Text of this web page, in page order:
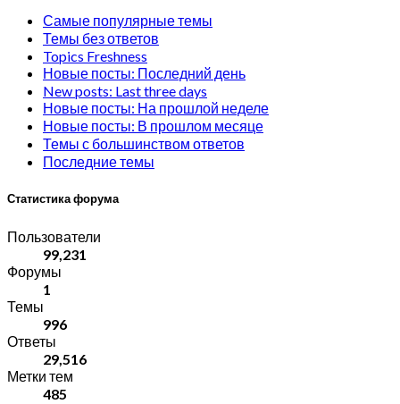
Самые популярные темы
Темы без ответов
Topics Freshness
Новые посты: Последний день
New posts: Last three days
Новые посты: На прошлой неделе
Новые посты: В прошлом месяце
Темы с большинством ответов
Последние темы
Статистика форума
Пользователи
99,231
Форумы
1
Темы
996
Ответы
29,516
Метки тем
485